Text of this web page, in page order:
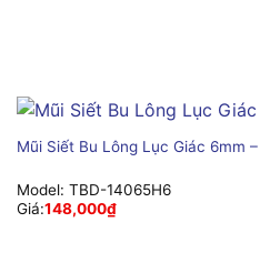
Mũi Siết Bu Lông Lục Giác 6mm
Model: TBD-14065H6
Giá:148,000₫